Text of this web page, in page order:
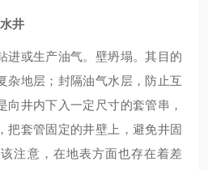
井
进或生产油气。壁坍塌。其目的
杂地层；封隔油气水层，防止互
向井内下入一定尺寸的套管串，
把套管固定的井壁上，避免井固
注意，在地表方面也存在着差